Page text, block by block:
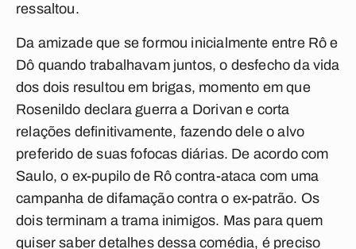
ressaltou.
Da amizade que se formou inicialmente entre Rô e
Dô quando trabalhavam juntos, o desfecho da vida
dos dois resultou em brigas, momento em que
Rosenildo declara guerra a Dorivan e corta
relações definitivamente, fazendo dele o alvo
preferido de suas fofocas diárias. De acordo com
Saulo, o ex-pupilo de Rô contra-ataca com uma
campanha de difamação contra o ex-patrão. Os
dois terminam a trama inimigos. Mas para quem
quiser saber detalhes dessa comédia, é preciso